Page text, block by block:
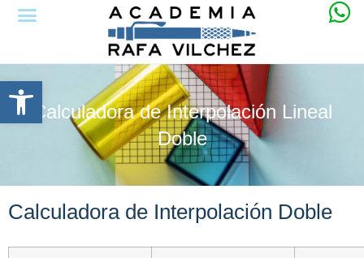
Abrir barra de herramientas
Calculadora de Interpolación Lineal
Doble
Calculadora de Interpolación Doble